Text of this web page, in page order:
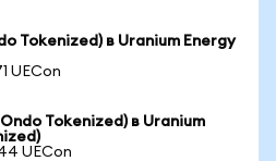
Tokenized) в Uranium Energy
UECon
Tokenized) в Uranium
UECon